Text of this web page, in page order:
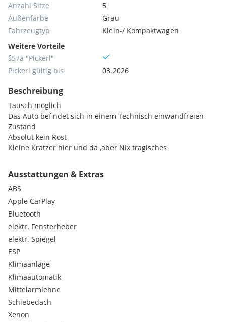
Anzahl Sitze
5
Außenfarbe
Grau
Fahrzeugtyp
Klein-/ Kompaktwagen
Weitere Vorteile
§57a "Pickerl"
Pickerl gültig bis
03.2026
Beschreibung
Tausch möglich
Das Auto befindet sich in einem Technisch einwandfreien
Zustand
Absolut kein Rost
Kleine Kratzer hier und da ,aber Nix tragisches
Ausstattungen & Extras
ABS
Apple CarPlay
Bluetooth
elektr. Fensterheber
elektr. Spiegel
ESP
Klimaanlage
Klimaautomatik
Mittelarmlehne
Schiebedach
Xenon